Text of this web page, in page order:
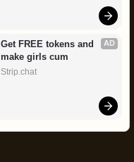
AD
Get FREE tokens and
make girls cum
Strip.chat